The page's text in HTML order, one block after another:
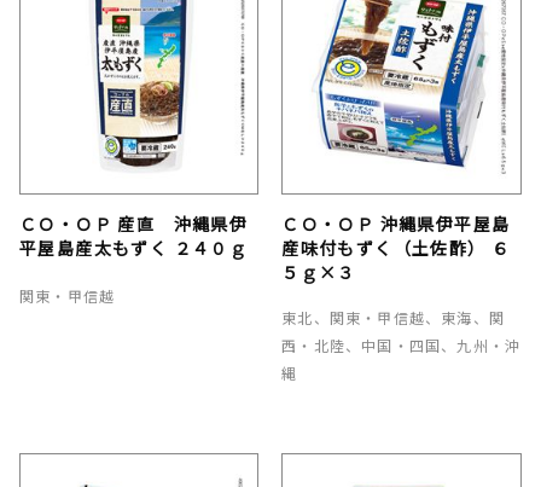
ＣＯ・ＯＰ 産直 沖縄県伊
平屋島産太もずく ２４０ｇ
関東・甲信越
ＣＯ・ＯＰ 沖縄県伊平屋島
産味付もずく（土佐酢） ６
５ｇ×３
東北、関東・甲信越、東海、関
西・北陸、中国・四国、九州・沖
縄